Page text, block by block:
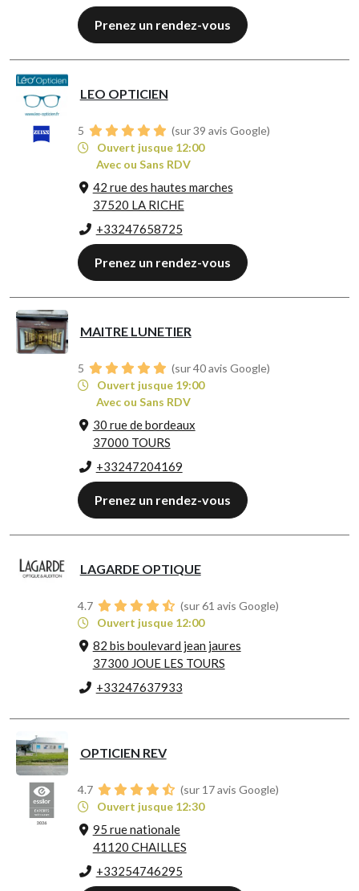
Prenez un rendez-vous
LEO OPTICIEN
5
(sur 39 avis Google)
Ouvert jusque 12:00
Avec ou Sans RDV
42 rue des hautes marches
37520 LA RICHE
+33247658725
Prenez un rendez-vous
MAITRE LUNETIER
5
(sur 40 avis Google)
Ouvert jusque 19:00
Avec ou Sans RDV
30 rue de bordeaux
37000 TOURS
+33247204169
Prenez un rendez-vous
LAGARDE OPTIQUE
4.7
(sur 61 avis Google)
Ouvert jusque 12:00
82 bis boulevard jean jaures
37300 JOUE LES TOURS
+33247637933
OPTICIEN REV
4.7
(sur 17 avis Google)
Ouvert jusque 12:30
95 rue nationale
41120 CHAILLES
+33254746295